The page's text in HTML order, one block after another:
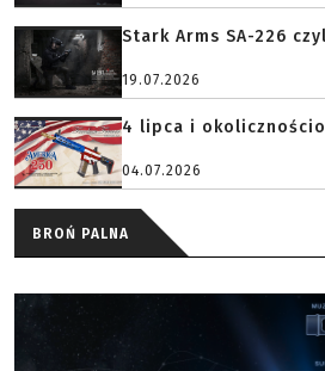
Stark Arms SA-226
19.07.2026
4 lipca i
04.07.2026
BROŃ PALNA